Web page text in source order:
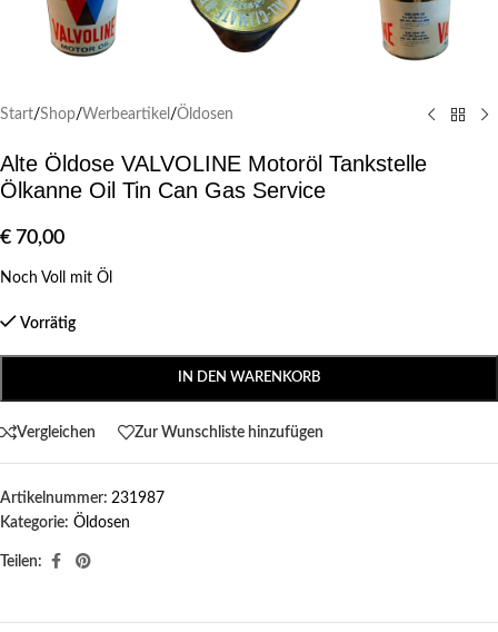
Start/Shop/Werbeartikel /Öldosen
Alte Öldose VALVOLINE Motoröl Tankstelle
Ölkanne Oil Tin Can Gas Service
€ 70,00
Noch Voll mit Öl
Vorrätig
IN DEN WARENKORB
Vergleichen Zur Wunschliste hinzufügen
Artikelnummer: 231987
Kategorie: Öldosen
Teilen: